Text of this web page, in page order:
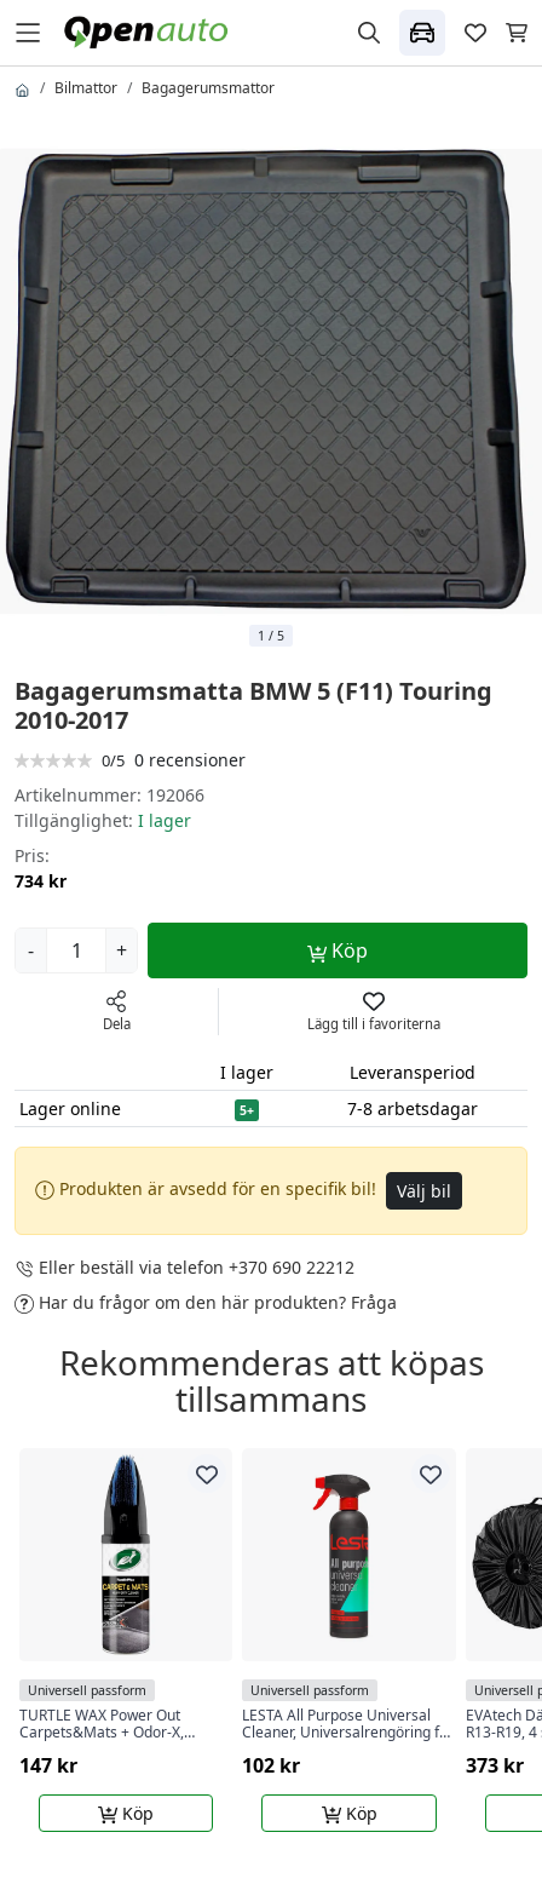
Bilmattor Bagagerumsmattor
1 / 5
Bagagerumsmatta BMW 5 (F11) Touring
2010-2017
0/5 0 recensioner
Artikelnummer: 192066
Tillgänglighet: I lager
Pris:
734 kr
- + Köp
Dela Lägg till i favoriterna
I lager
Leveransperiod
Lager online
5+ 7-8 arbetsdagar
Produkten är avsedd för en specifik bil! Välj bil
Eller beställ via telefon +370 690 22212
Har du frågor om den här produkten? Fråga
Rekommenderas att köpas
tillsammans
Universell passform
TURTLE WAX Power Out
Carpets&Mats + Odor-X,
luktblockerande teknik, 400 ml
147 kr
Köp
Universell passform
LESTA All Purpose Universal
Cleaner, Universalrengöring för
102 kr
Köp
Universell
EVAtech
R13-R19, 4
373 kr